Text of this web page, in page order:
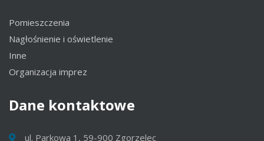
Pomieszczenia
Nagłośnienie i oświetlenie
Inne
Organizacja imprez
Dane kontaktowe
ul. Parkowa 1, 59-900 Zgorzelec